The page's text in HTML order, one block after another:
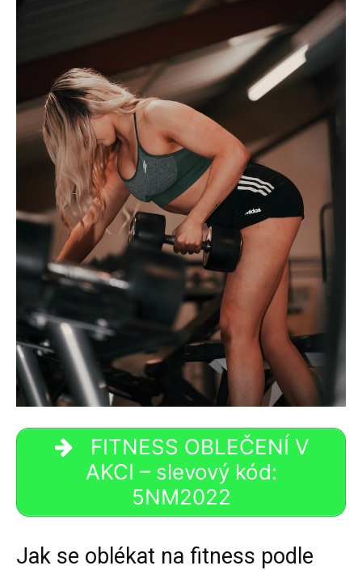
FITNESS OBLEČENÍ V
AKCI – slevový kód:
5NM2022
Jak se oblékat na fitness podle